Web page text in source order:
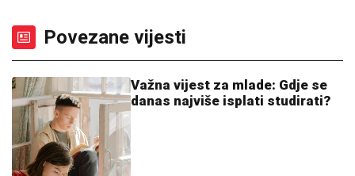
Povezane vijesti
Važna vijest za mlade: Gdje se
danas najviše isplati studirati?